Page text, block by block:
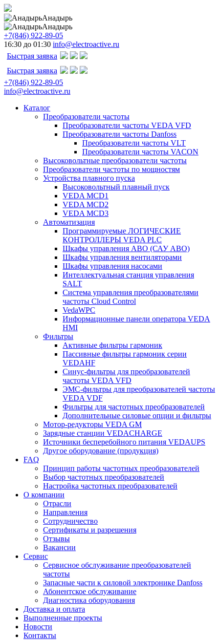
Анадырь
Анадырь
+7(846) 922-89-05
16:30 до 01:30 info@electroactive.ru
Быстрая заявка
Быстрая заявка
+7(846) 922-89-05
info@electroactive.ru
Каталог
Преобразователи частоты
Преобразователи частоты VEDA VFD
Преобразователи частоты Danfoss
Преобразователи частоты VLT
Преобразователи частоты VACON
Высоковольтные преобразователи частоты
Преобразователи частоты по мощностям
Устройства плавного пуска
Высоковольтный плавный пуск
VEDA MCD1
VEDA MCD2
VEDA MCD3
Автоматизация
Программируемые ЛОГИЧЕСКИЕ
КОНТРОЛЛЕРЫ VEDA PLC
Шкафы управления АВО (САУ АВО)
Шкафы управления вентиляторами
Шкафы управления насосами
Интеллектуальная станция управления
SALT
Система управления преобразователями
частоты Cloud Control
VedaWPC
Информационные панели оператора VEDA
HMI
Фильтры
Активные фильтры гармоник
Пассивные фильтры гармоник серии
VEDAHF
Синус-фильтры для преобразователей
частоты VEDA VFD
ЭМС-фильтры для преобразователей частоты
VEDA VDF
Фильтры для частотных преобразователей
Дополнительные силовые опции и фильтры
Мотор-редукторы VEDA GM
Зарядные станции VEDACHARGE
Источники бесперебойного питания VEDAUPS
Другое оборудование (продукция)
FAQ
Принцип работы частотных преобразователей
Выбор частотных преобразователей
Настройка частотных преобразователей
О компании
Отрасли
Направления
Сотрудничество
Сертификаты и разрешения
Отзывы
Вакансии
Сервис
Сервисное обслуживание преобразователей
частоты
Запасные части к силовой электронике Danfoss
Абонентское обслуживание
Диагностика оборудования
Доставка и оплата
Выполненные проекты
Новости
Контакты